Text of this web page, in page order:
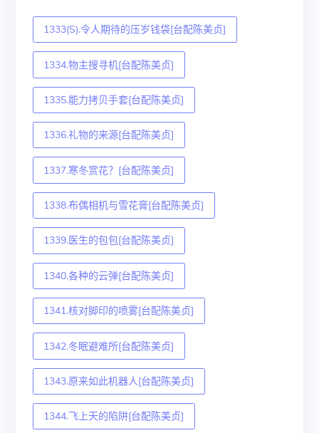
1333(S).令人期待的压岁钱袋[台配陈美贞]
1334.物主搜寻机[台配陈美贞]
1335.能力拷贝手套[台配陈美贞]
1336.礼物的来源[台配陈美贞]
1337.寒冬赏花？[台配陈美贞]
1338.布偶相机与雪花膏[台配陈美贞]
1339.医生的包包[台配陈美贞]
1340.各种的云弹[台配陈美贞]
1341.核对脚印的喷雾[台配陈美贞]
1342.冬眠避难所[台配陈美贞]
1343.原来如此机器人[台配陈美贞]
1344.飞上天的陷阱[台配陈美贞]